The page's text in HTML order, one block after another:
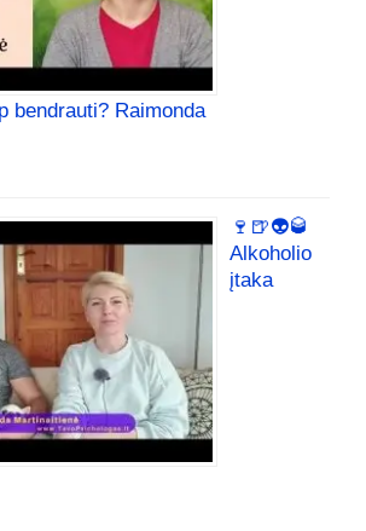
bendrauti? Raimonda
🍷🍺👽🥃
Alkoholio
įtaka